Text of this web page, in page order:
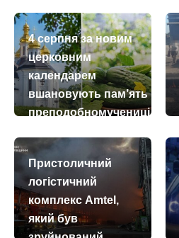
4 серпня за новим
церковним
календарем
вшановують пам’ять
преподобномучениці
today04.08.2026 remove_red_eye35
Пристоличний
логістичний
комплекс Amtel,
який був